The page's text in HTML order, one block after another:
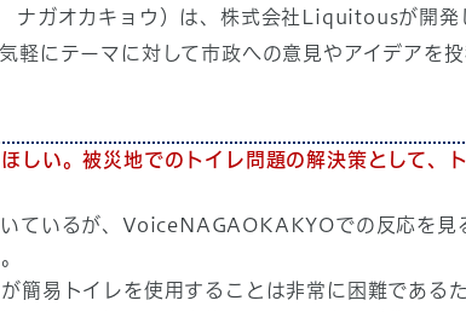
ガオカキョウ）は、株式会社Liquitousが開発
軽にテーマに対して市政への意見やアイデアを
しい。被災地でのトイレ問題の解決策として、
ているが、VoiceNAGAOKAKYOでの反応を見
簡易トイレを使用することは非常に困難である